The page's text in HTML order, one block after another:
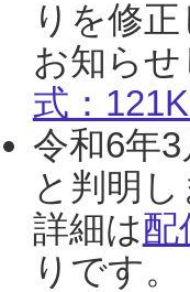
りを修
お知ら
式：
令和6年
と判明
詳細は配
りです。